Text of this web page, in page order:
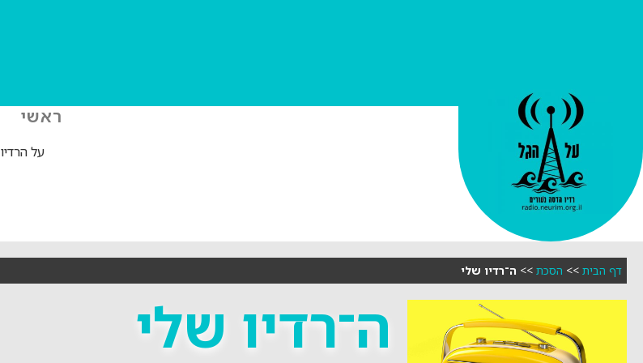
ראשי
על הרדיו
דף הבית >> הסכת >> ה־רדיו שלי
ה־רדיו שלי